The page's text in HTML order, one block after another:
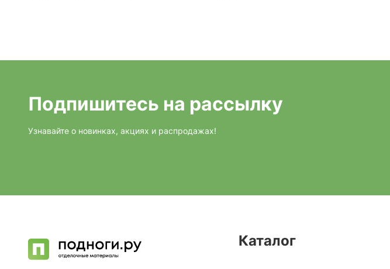
Подпишитесь на рассылку
Узнавайте о новинках, акциях и распродажах!
Каталог